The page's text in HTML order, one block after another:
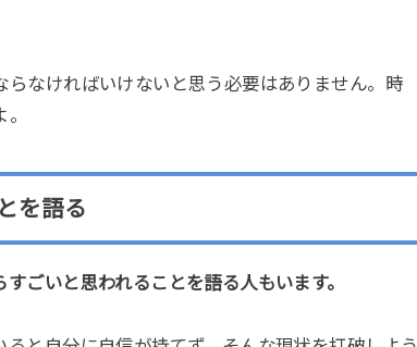
なければいけないと思う必要はありません。時
を語る
ごいと思われることを語る人もいます。